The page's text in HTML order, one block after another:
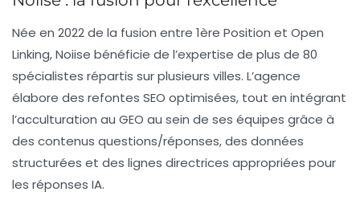
Née en 2022 de la fusion entre 1ère Position et Open
Linking,Noiise bénéficie de l’expertise de plus de 80
spécialistes répartis sur plusieurs villes. L’agence
élabore des refontes SEO optimisées, tout en intégrant
l’acculturation au GEO au sein de ses équipes grâce à
des contenus questions/réponses, des données
structurées et des lignes directrices appropriées pour
les réponses IA.